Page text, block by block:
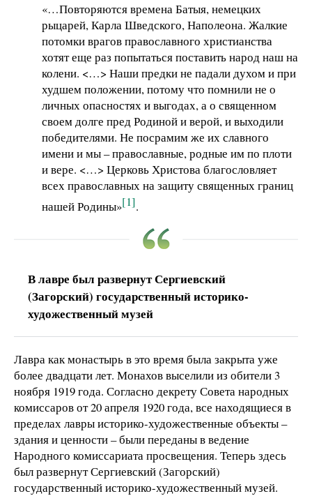
«…Повторяются времена Батыя, немецких
рыцарей, Карла Шведского, Наполеона. Жалкие
потомки врагов православного христианства
хотят еще раз попытаться поставить народ наш на
колени. <…> Наши предки не падали духом и при
худшем положении, потому что помнили не о
личных опасностях и выгодах, а о священном
своем долге пред Родиной и верой, и выходили
победителями. Не посрамим же их славного
имени и мы – православные, родные им по плоти
и вере. <…> Церковь Христова благословляет
всех православных на защиту священных границ
нашей Родины»[1].
В лавре был развернут Сергиевский
(Загорский) государственный историко-
художественный музей
Лавра как монастырь в это время была закрыта уже
более двадцати лет. Монахов выселили из обители 3
ноября 1919 года. Согласно декрету Совета народных
комиссаров от 20 апреля 1920 года, все находящиеся в
пределах лавры историко-художественные объекты –
здания и ценности – были переданы в ведение
Народного комиссариата просвещения. Теперь здесь
был развернут Сергиевский (Загорский)
государственный историко-художественный музей.